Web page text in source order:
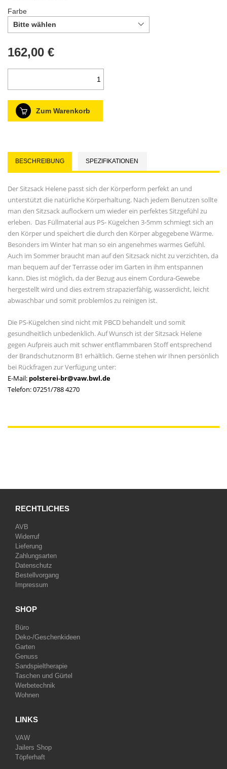
Farbe
Bitte wählen
162,00 €
Zum Warenkorb
BESCHREIBUNG SPEZIFIKATIONEN
Der Sitzsack Helene passt sich der Körperform perfekt an und
unterstützt die natürliche Körperhaltung. Nach jedem Benutzen sollte
man den Sitzsack auflockern um wieder ein perfektes Sitzgefühl zu
erleben. Das Füllmaterial aus PS- Kügelchen 3-5mm schmiegt sich an
den Körper und speichert die durch den Körper abgegebene Wärme.
Besonders im Winter hat man so ein angenehmes warmes Gefühl.
Auch im Sommer braucht man auf den Sitzsack nicht zu verzichten, da
man bequem auf der Terrasse oder im Garten in ihm entspannen
kann. Dies ist möglich, da der Bezug aus einem Cordura-Gewebe
hergestellt wird und dies extrem strapazierfähig, wasserdicht, leicht
abwaschbar und somit problemlos zu reinigen ist.
Die PS-Kügelchen sind nicht mit PBCD behandelt und somit
gesundheitlich unbedenklich. Auf Wunsch ist der Sitzsack Helene
gegen Aufpreis auch mit schwer entflammbaren Stoff entsprechend
der Brandschutznorm B1 erhältlich. Gerne stehen wir Ihnen persönlich
bei Rückfragen zur Verfügung unter:
E-Mail: polsterei-br@vaw.bwl.de
Telefon: 07251/788 4270
RECHTLICHES
AVB
Widerruf
Lieferung
Zahlungsarten
Datenschutz
Bestellvorgang
Impressum
SHOP
Büro
Deko-/Geschenkideen
Garten
Genuss
Sandspieltherapie
Taschen und Gürtel
Werbetechnik
Wohnen
LINKS
VAW
Jailers Shop
Töpferhaft